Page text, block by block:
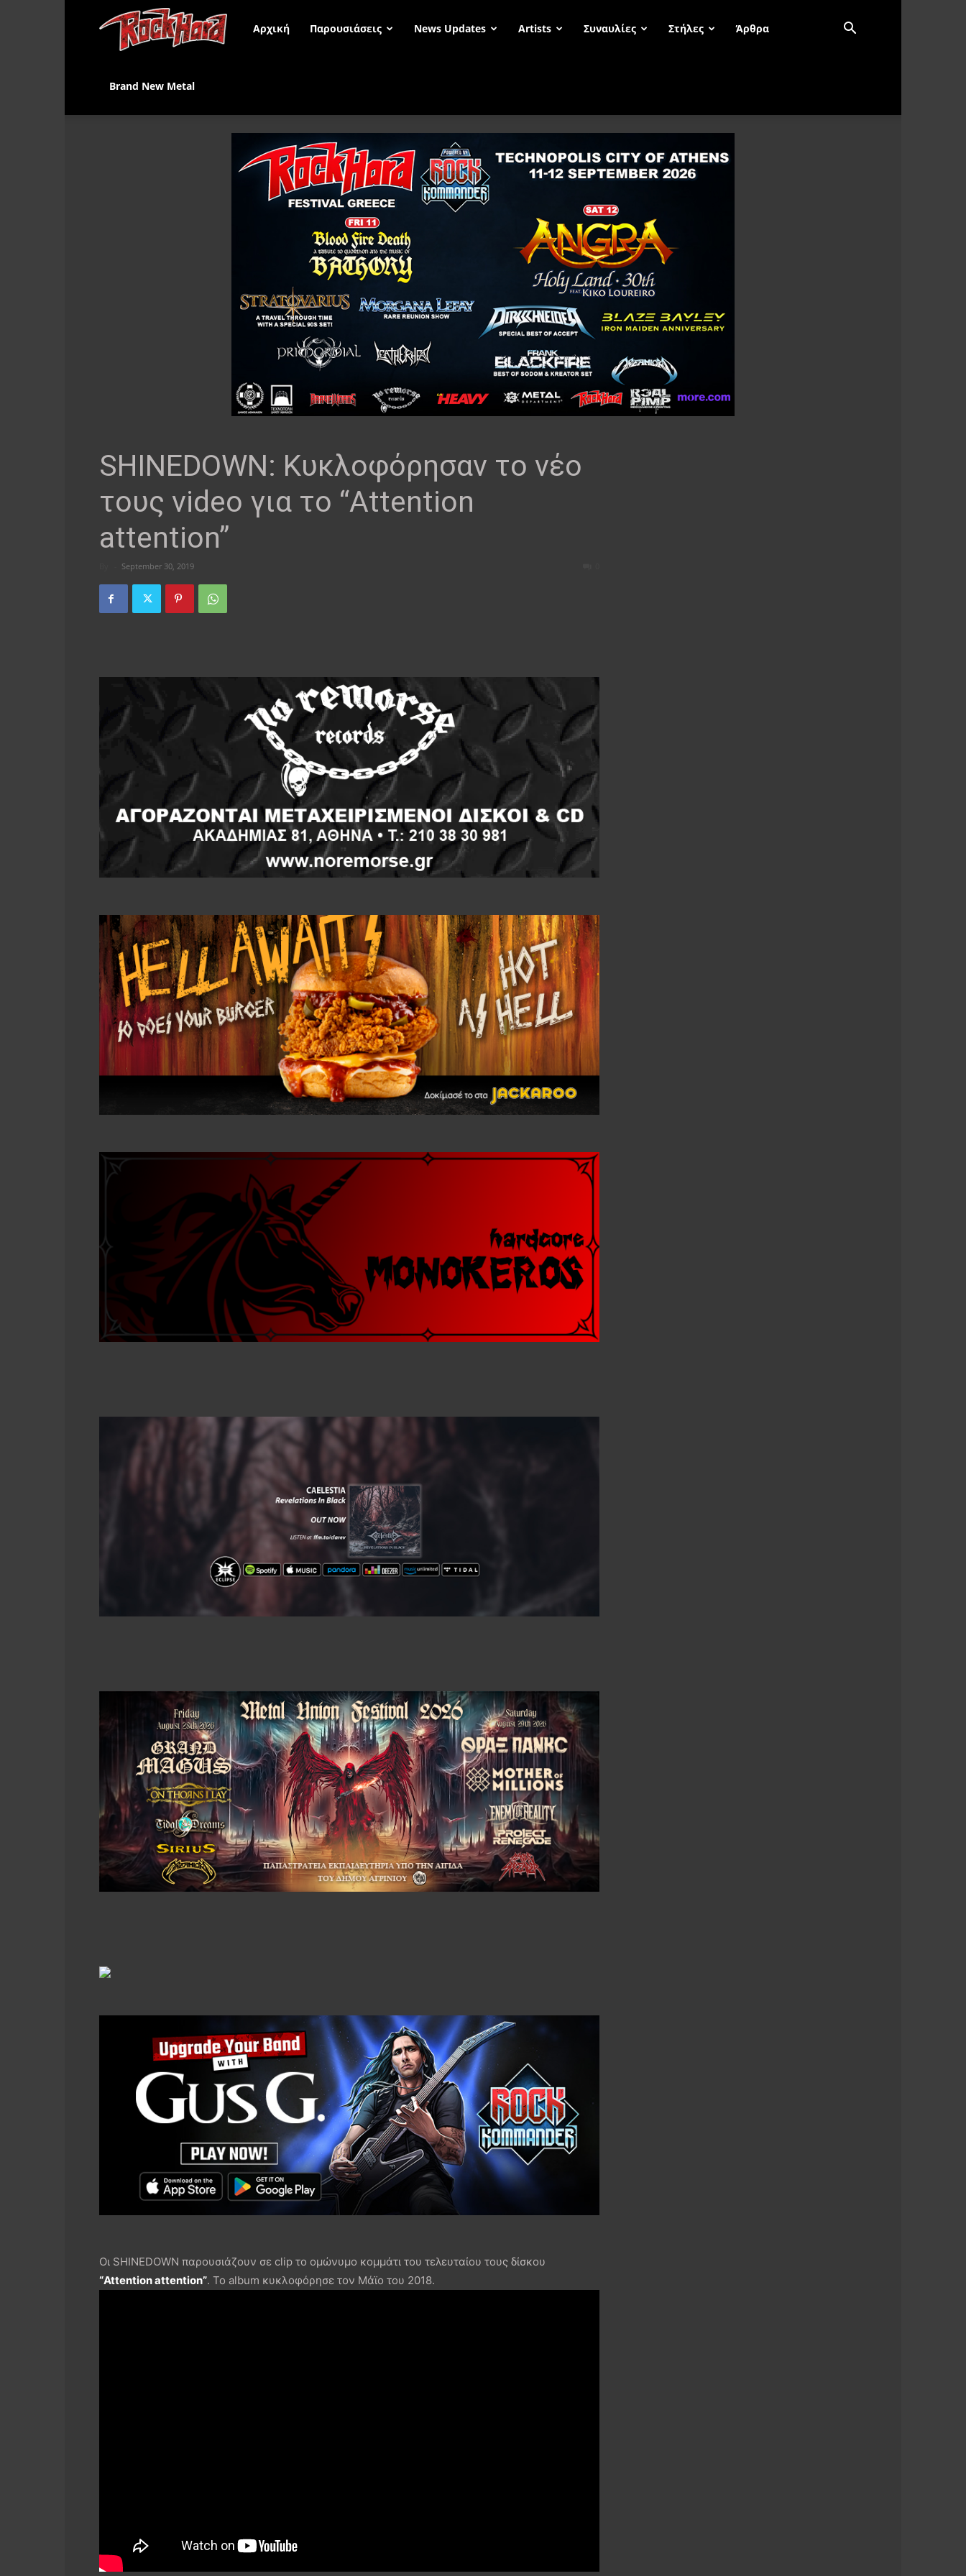
Rock
Αρχική Παρουσιάσεις News Updates Artists Συναυλίες Στήλες Άρθρα
Brand New Metal
SHINEDOWN: Κυκλοφόρησαν το νέο
τους video για το “Attention
attention”
September 30, 2019
Οι SHINEDOWN παρουσιάζουν σε clip το ομώνυμο κομμάτι του τελευταίου τους δίσκου
“Attention attention”. Το album κυκλοφόρησε τον Μάϊο του 2018.